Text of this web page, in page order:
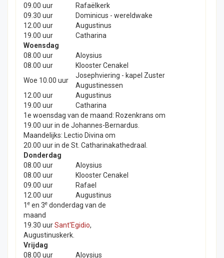
09.00 uur
Rafaëlkerk
09.30 uur
Dominicus - wereldwake
12.00 uur
Augustinus
19.00 uur
Catharina
Woensdag
08.00 uur
Aloysius
08.00 uur
Klooster Cenakel
Woe 10.00 uur
Josephviering - kapel Zuster
Augustinessen
12.00 uur
Augustinus
19.00 uur
Catharina
1e woensdag van de maand: Rozenkrans om
19.00 uur in de Johannes-Bernardus.
Maandelijks: Lectio Divina om
20.00 uur in de St. Catharinakathedraal.
Donderdag
08.00 uur
Aloysius
08.00 uur
Klooster Cenakel
09.00 uur
Rafael
12.00 uur
Augustinus
1 e en 3e donderdag van de
maand
19.30 uurSant'Egidio,
Augustinuskerk.
Vrijdag
08.00 uur
Aloysius